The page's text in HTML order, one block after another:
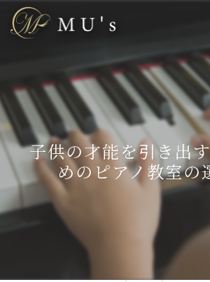
子供の才能を引き出
めのピアノ教室の